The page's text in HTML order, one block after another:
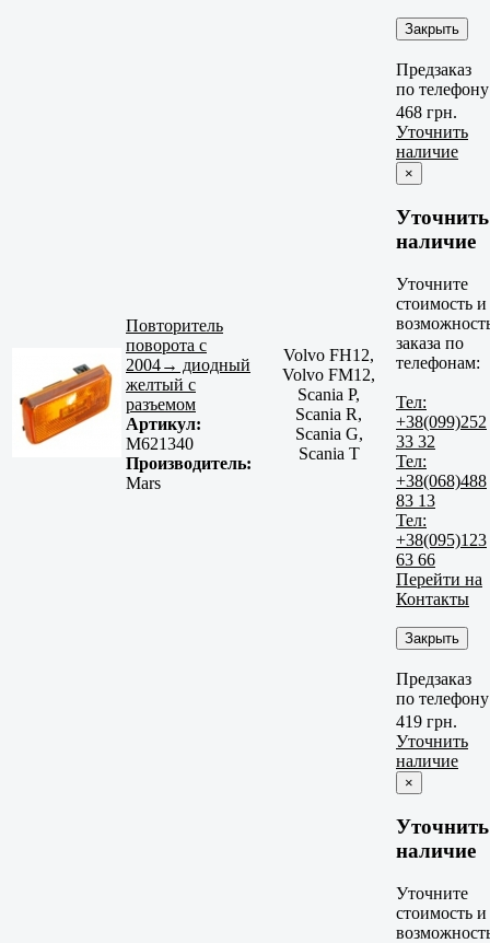
Закрыть
Предзаказ
по телефону
Повторитель
поворота с
2004→ диодный
желтый с
разъемом
Артикул:
M621340
Производитель:
Mars
Volvo FH12,
Volvo FM12,
Scania P,
Scania R,
Scania G,
Scania T
468 грн.
Уточнить
наличие
×
Уточнить
наличие
Уточните
стоимость и
заказа по
телефонам:
Тел:
+38(099)252
33 32
Тел:
+38(068)488
83 13
Тел:
+38(095)123
63 66
Перейти на
Контакты
Закрыть
Предзаказ
по телефону
419 грн.
Уточнить
наличие
×
Уточнить
наличие
Уточните
стоимость и